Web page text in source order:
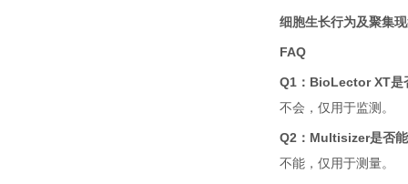
细胞生长行为及聚集
FAQ
Q1 ： BioLector XT是
不会，仅用于监测。
Q2 ： Multisizer是否
不能，仅用于测量。